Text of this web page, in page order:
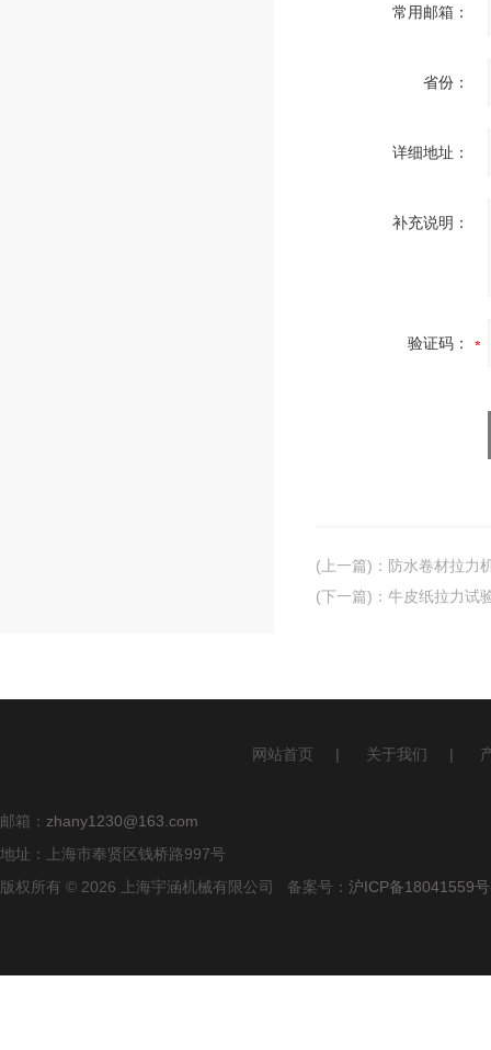
常用邮箱：
省份：
详细地址：
补充说明：
验证码：
(上一篇) ： 防水卷材拉力
(下一篇) ： 牛皮纸拉力试
网站首页 | 关于我们 |
邮箱： zhany1230@163.com
地址：上海市奉贤区钱桥路997号
版权所有 © 2026 上海宇涵机械有限公司 备案号： 沪ICP备18041559